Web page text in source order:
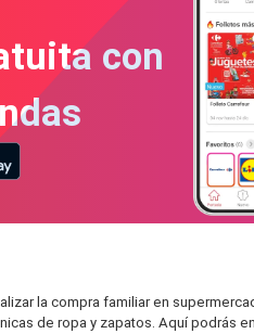
con
la compra familiar en
de ropa y zapatos. Aquí podrás